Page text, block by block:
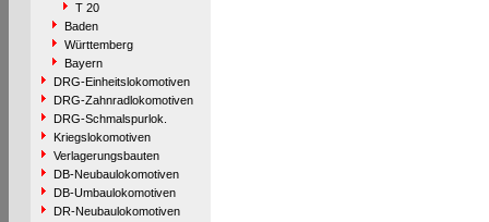
T 20
Baden
Württemberg
Bayern
DRG-Einheitslokomotiven
DRG-Zahnradlokomotiven
DRG-Schmalspurlok.
Kriegslokomotiven
Verlagerungsbauten
DB-Neubaulokomotiven
DB-Umbaulokomotiven
DR-Neubaulokomotiven